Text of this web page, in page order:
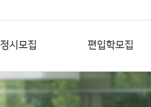
정시모집 편입학모집